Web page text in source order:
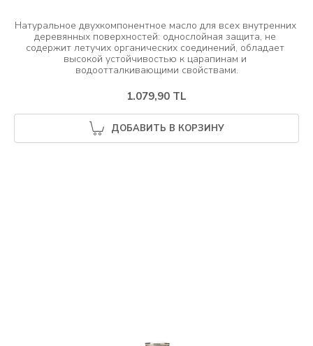
Натуральное двухкомпонентное масло для всех внутренних
деревянных поверхностей: однослойная защита, не
содержит летучих органических соединений, обладает
высокой устойчивостью к царапинам и
1.079,90 TL
ДОБАВИТЬ В КОРЗИНУ